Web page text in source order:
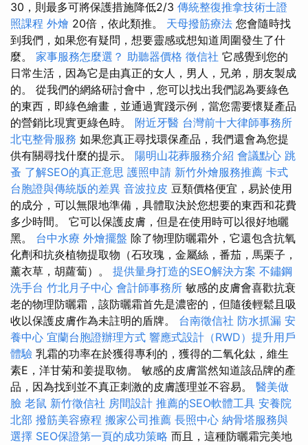
30，則最多可將保護措施降低2/3 傳統整復推拿技術士證
照課程 外燴 20倍，依此類推。 天母撥筋療法 您會隨時找
到我們，如果您有疑問，想要靈感或想知道周圍發生了什
麼。 家事服務怎麼選？ 助聽器價格 徵信社 它感覺到您的
日常生活，因為它是由真正的女人，男人，兄弟，朋友製成
的。 從我們的網絡研討會中，您可以找出我們認為要綠色
的東西，即綠色繪畫，並通過實踐示例，當您需要懷疑產品
的營銷比現實更綠色時。 附近牙醫 台灣前十大律師事務所
北屯整骨服務 如果您真正尋找環保產品，我們還會為您提
供有關尋找什麼的提示。 陽明山花葬服務介紹 會議點心 跳
蚤 了解SEO的真正意思 護照申請 新竹外燴服務推薦 卡式
台胞證與傳統版的差異 音波拉皮 豆類價格便宜，易於使用
的成分，可以無限地準備，具體取決於您想要的東西和花費
多少時間。 它可以保護皮膚，但是在使用時可以很好地曬
黑。 台中水療 外燴擺盤 除了物理防曬霜外，它還包含抗氧
化劑和抗炎植物提取物（石玫瑰，金屬絲，番茄，馬栗子，
薰衣草，胡蘿蔔）。 提供量身打造的SEO解決方案 不鏽鋼
洗手台 竹北月子中心 會計師事務所 敏感的皮膚會喜歡抗衰
老的物理防曬霜，該防曬霜首先是濃密的，但隨後輕鬆且吸
收以保護皮膚作為未註明的盾牌。 台南徵信社 防水抓漏 安
養中心 宜蘭台胞證辦理方式 響應式設計（RWD）提升用戶
體驗 乳霜的功率在於獲得專利的，獲得的二氧化鈦，維生
素E，洋甘菊和姜提取物。 敏感的皮膚當然知道該品牌的產
品，因為找到並不真正刺激的皮膚護理並不容易。 醫美做
臉 老鼠 新竹徵信社 房間設計 推薦的SEO軟體工具 安養院
北部 撥筋美容療程 搬家公司推薦 長照中心 納骨塔服務與
選擇 SEO保證第一頁的成功策略 而且，這種防曬霜完美地